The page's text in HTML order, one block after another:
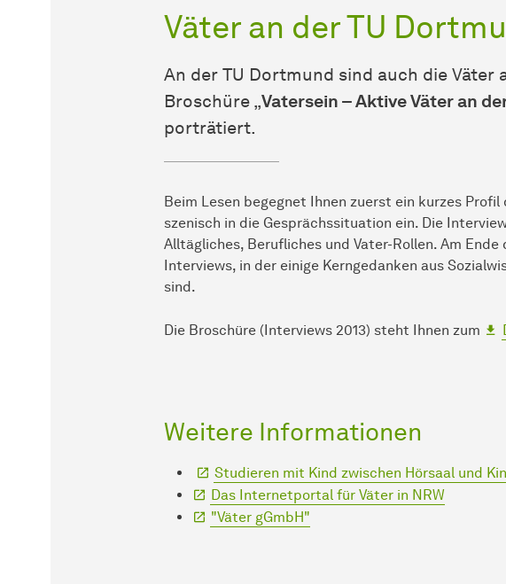
Väter an der TU
An der TU Dortmund sind auch die Väter
Broschüre „Vatersein – Aktive Väter an
porträtiert.
Beim Lesen begegnet Ihnen zuerst ein kurzes
szenisch in die Gesprächssituation ein. Die
Alltägliches, Berufliches und Vater-Rollen. Am
Interviews, in der einige Kerngedanken aus
sind.
Die Broschüre (Interviews 2013) steht Ihnen zum
Weitere Informationen
Studieren mit Kind zwischen Hörsaal und
Das Internetportal für Väter in NRW
"Väter gGmbH"